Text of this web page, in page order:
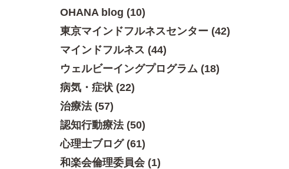
OHANA blog (10)
東京マインドフルネスセンター (42)
マインドフルネス (44)
ウェルビーイングプログラム (18)
病気・症状 (22)
治療法 (57)
認知行動療法 (50)
心理士ブログ (61)
和楽会倫理委員会 (1)